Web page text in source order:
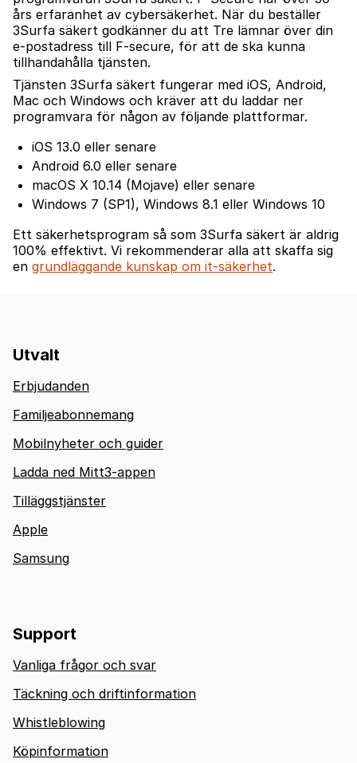
års erfaranhet av cybersäkerhet. När du beställer
3Surfa säkert godkänner du att Tre lämnar över din
e-postadress till F-secure, för att de ska kunna
tillhandahålla tjänsten.
Tjänsten 3Surfa säkert fungerar med iOS, Android,
Mac och Windows och kräver att du laddar ner
programvara för någon av följande plattformar.
iOS 13.0 eller senare
Android 6.0 eller senare
macOS X 10.14 (Mojave) eller senare
Windows 7 (SP1), Windows 8.1 eller Windows 10
Ett säkerhetsprogram så som 3Surfa säkert är aldrig
100% effektivt. Vi rekommenderar alla att skaffa sig
en grundläggande kunskap om it-säkerhet.
Utvalt
Erbjudanden
Familjeabonnemang
Mobilnyheter och guider
Ladda ned Mitt3-appen
Tilläggstjänster
Apple
Samsung
Support
Vanliga frågor och svar
Täckning och driftinformation
Whistleblowing
Köpinformation